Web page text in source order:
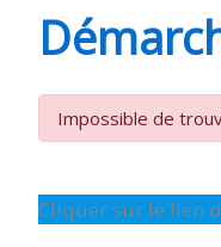
Impossible de
Cliquer sur le lien